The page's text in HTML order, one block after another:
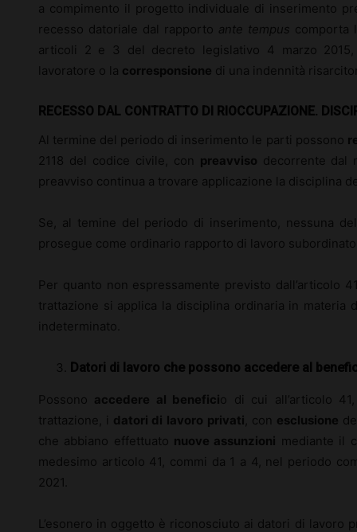
a compimento il progetto individuale di inserimento
recesso datoriale dal rapporto ante tempus comporta
articoli 2 e 3 del decreto legislativo 4 marzo
lavoratore o la corresponsione di una indennità
RECESSO DAL CONTRATTO DI RIOCCUPAZIONE.
Al termine del periodo di inserimento le parti possono
2118 del codice civile, con preavviso decorrente dal
preavviso continua a trovare applicazione la disciplina
Se, al temine del periodo di inserimento, nessuna
prosegue come ordinario rapporto di lavoro
Per quanto non espressamente previsto dall’articolo
trattazione si applica la disciplina ordinaria in materia
indeterminato.
Datori di lavoro che possono accedere al
Possono accedere al beneficio di cui all’articolo
trattazione, i datori di lavoro privati , con esclusione
che abbiano effettuato nuove assunzioni mediante il
medesimo articolo 41, commi da 1 a 4, nel periodo
2021.
L’esonero in oggetto è riconosciuto ai datori di lavoro